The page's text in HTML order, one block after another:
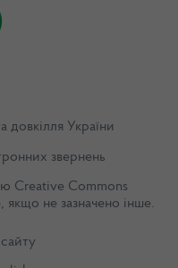
довкілля України
звернень
Creative Commons
, якщо не зазначено інше.